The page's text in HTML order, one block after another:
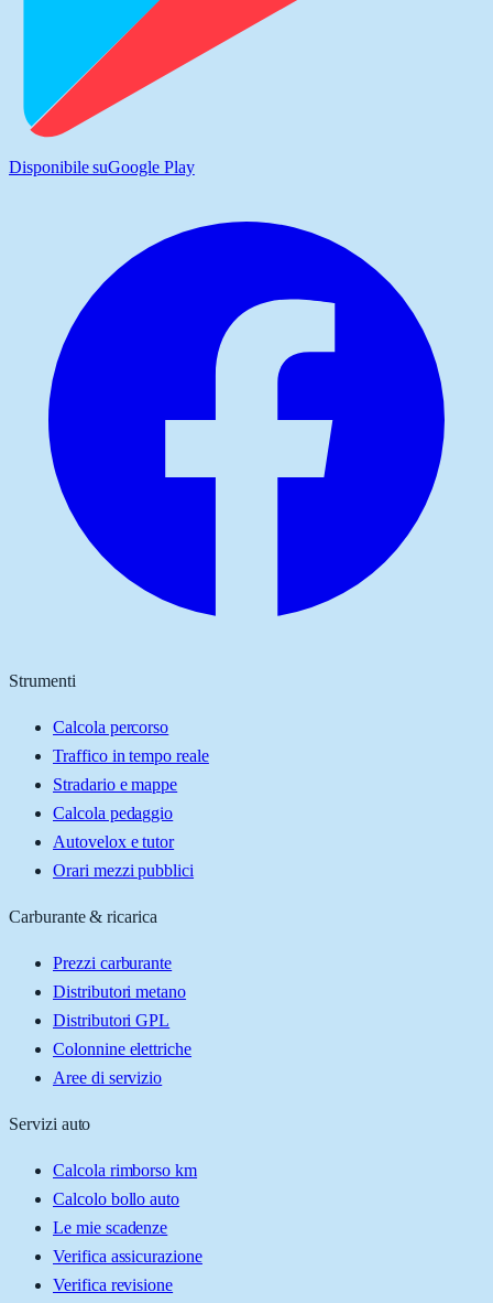
Disponibile suGoogle Play
Strumenti
Calcola percorso
Traffico in tempo reale
Stradario e mappe
Calcola pedaggio
Autovelox e tutor
Orari mezzi pubblici
Carburante & ricarica
Prezzi carburante
Distributori metano
Distributori GPL
Colonnine elettriche
Aree di servizio
Servizi auto
Calcola rimborso km
Calcolo bollo auto
Le mie scadenze
Verifica assicurazione
Verifica revisione